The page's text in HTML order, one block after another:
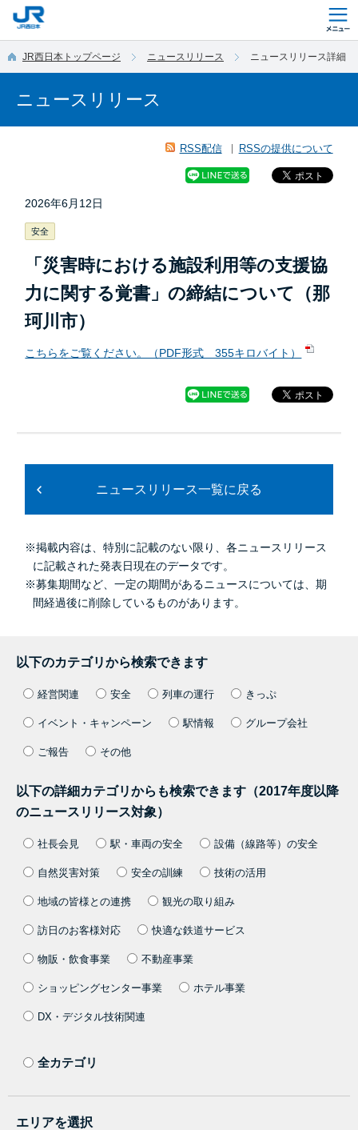
JR西日本トップページ ニュースリリース ニュースリリース詳細
ニュースリリース
RSS配信 RSSの提供について
2026年6月12日
安全
「災害時における施設利用等の支援協
力に関する覚書」の締結について（那
珂川市）
こちらをご覧ください。（PDF形式 355キロバイト）
ニュースリリース一覧に戻る
※掲載内容は、特別に記載のない限り、各ニュースリリース
に記載された発表日現在のデータです。
※募集期間など、一定の期間があるニュースについては、期
間経過後に削除しているものがあります。
以下のカテゴリから検索できます
経営関連 安全 列車の運行 きっぷ
イベント・キャンペーン 駅情報 グループ会社
ご報告 その他
以下の詳細カテゴリからも検索できます（2017年度以降
のニュースリリース対象）
社長会見 駅・車両の安全 設備（線路等）の安全
自然災害対策 安全の訓練 技術の活用
地域の皆様との連携 観光の取り組み
訪日のお客様対応 快適な鉄道サービス
物販・飲食事業 不動産事業
ショッピングセンター事業 ホテル事業
DX・デジタル技術関連
全カテゴリ
エリアを選択